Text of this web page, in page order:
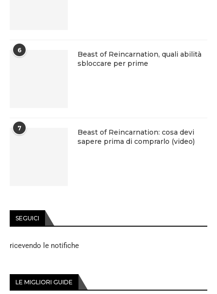
6
Beast of Reincarnation, quali abilità
sbloccare per prime
7
Beast of Reincarnation: cosa devi
sapere prima di comprarlo (video)
SEGUICI
ricevendo le notifiche
LE MIGLIORI GUIDE